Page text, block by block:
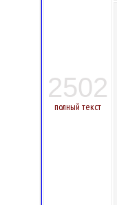
2502
полный текст